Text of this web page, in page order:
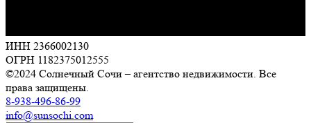
ИНН 2366002130
ОГРН 1182375012555
©2024 Солнечный Сочи – агентство недвижимости. Все
права защищены.
8-938-496-86-99
info@sunsochi.com